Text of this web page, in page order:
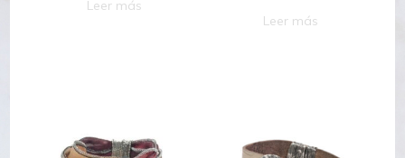
Leer más
Leer más